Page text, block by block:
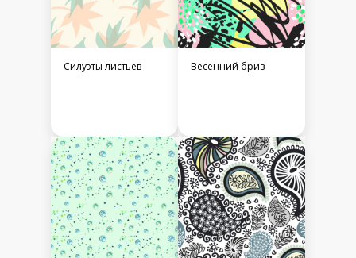
Силуэты листьев Весенний бриз